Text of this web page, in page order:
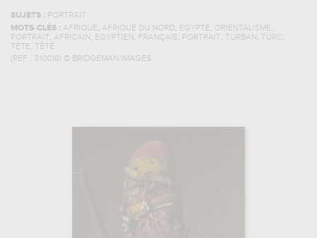
SUJETS : PORTRAIT
MOTS-CLÉS : AFRIQUE, AFRIQUE DU NORD, EGYPTE, ORIENTALISME,
PORTRAIT, AFRICAIN , EGYPTIEN , FRANÇAIS, PORTRAIT, TURBAN , TURC ,
TÊTE, TÊTE
(REF : 310018) © BRIDGEMAN IMAGES